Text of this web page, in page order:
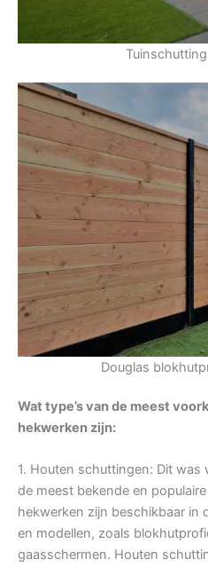
Douglas
Wat type’s van de meest
hekwerken zijn:
1. Houten schuttingen: Dit was
de meest bekende en
hekwerken zijn beschikbaar in
en modellen, zoals
gaasschermen. Houten